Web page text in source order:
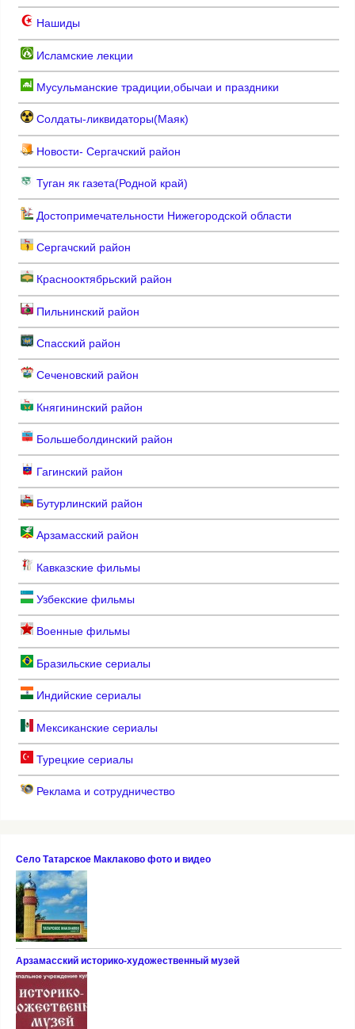
Нашиды
Исламские лекции
Мусульманские традиции,обычаи и праздники
Солдаты-ликвидаторы(Маяк)
Новости- Сергачский район
Туган як газета(Родной край)
Достопримечательности Нижегородской области
Сергачский район
Краснооктябрьский район
Пильнинский район
Спасский район
Сеченовский район
Княгининский район
Большеболдинский район
Гагинский район
Бутурлинский район
Арзамасский район
Кавказские фильмы
Узбекские фильмы
Военные фильмы
Бразильские сериалы
Индийские сериалы
Мексиканские сериалы
Турецкие сериалы
Реклама и сотрудничество
Село Татарское Маклаково фото и видео
Арзамасский историко-художественный музей